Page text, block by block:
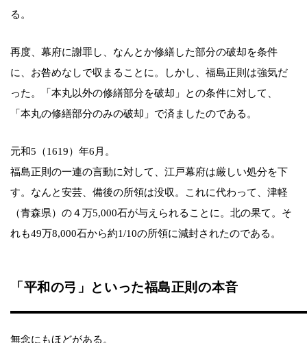
る。
再度、幕府に謝罪し、なんとか修繕した部分の破却を条件
に、お咎めなしで収まることに。しかし、福島正則は強気だ
った。「本丸以外の修繕部分を破却」との条件に対して、
「本丸の修繕部分のみの破却」で済ましたのである。
元和5（1619）年6月。
福島正則の一連の言動に対して、江戸幕府は厳しい処分を下
す。なんと安芸、備後の所領は没収。これに代わって、津軽
（青森県）の４万5,000石が与えられることに。北の果て。そ
れも49万8,000石から約1/10の所領に減封されたのである。
「平和の弓」といった福島正則の本音
無念にもほどがある。